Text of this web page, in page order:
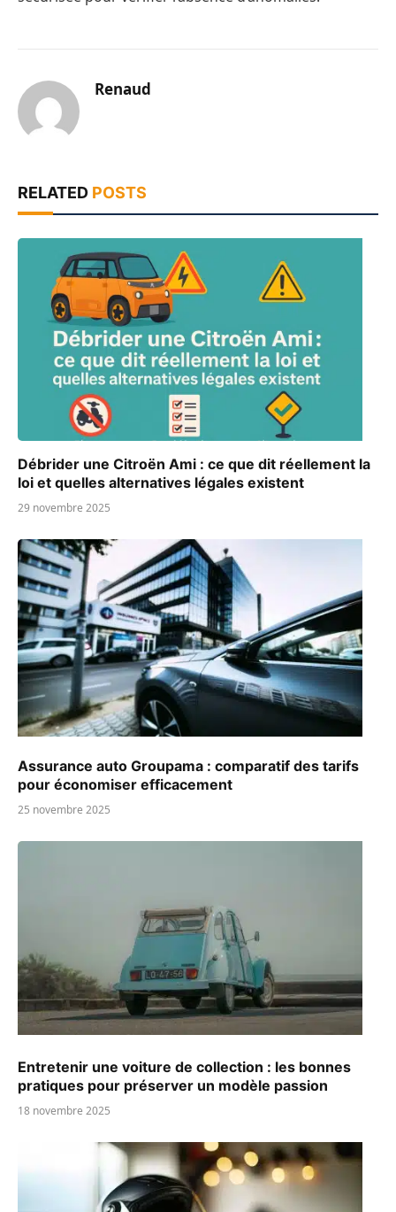
Renaud
RELATED POSTS
Débrider une Citroën Ami : ce que dit réellement la
loi et quelles alternatives légales existent
29 novembre 2025
Assurance auto Groupama : comparatif des tarifs
pour économiser efficacement
25 novembre 2025
Entretenir une voiture de collection : les bonnes
pratiques pour préserver un modèle passion
18 novembre 2025